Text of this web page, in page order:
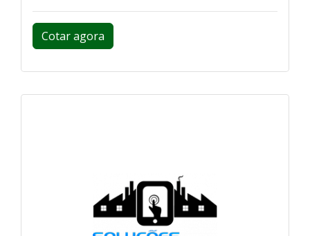
Cotar agora